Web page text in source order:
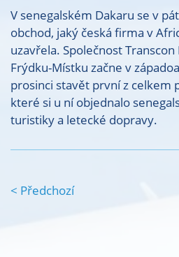
V senegalském Dakaru se v
obchod, jaký česká firma v
uzavřela. Společnost
Frýdku-Místku začne v
prosinci stavět první z celkem
které si u ní objednalo
turistiky a letecké dopravy.
< Předchozí